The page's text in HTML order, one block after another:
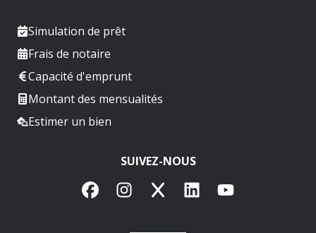
Simulation de prêt
Frais de notaire
Capacité d'emprunt
Montant des mensualités
Estimer un bien
SUIVEZ-NOUS
FacebookInstagram
X LinkedInYouTube